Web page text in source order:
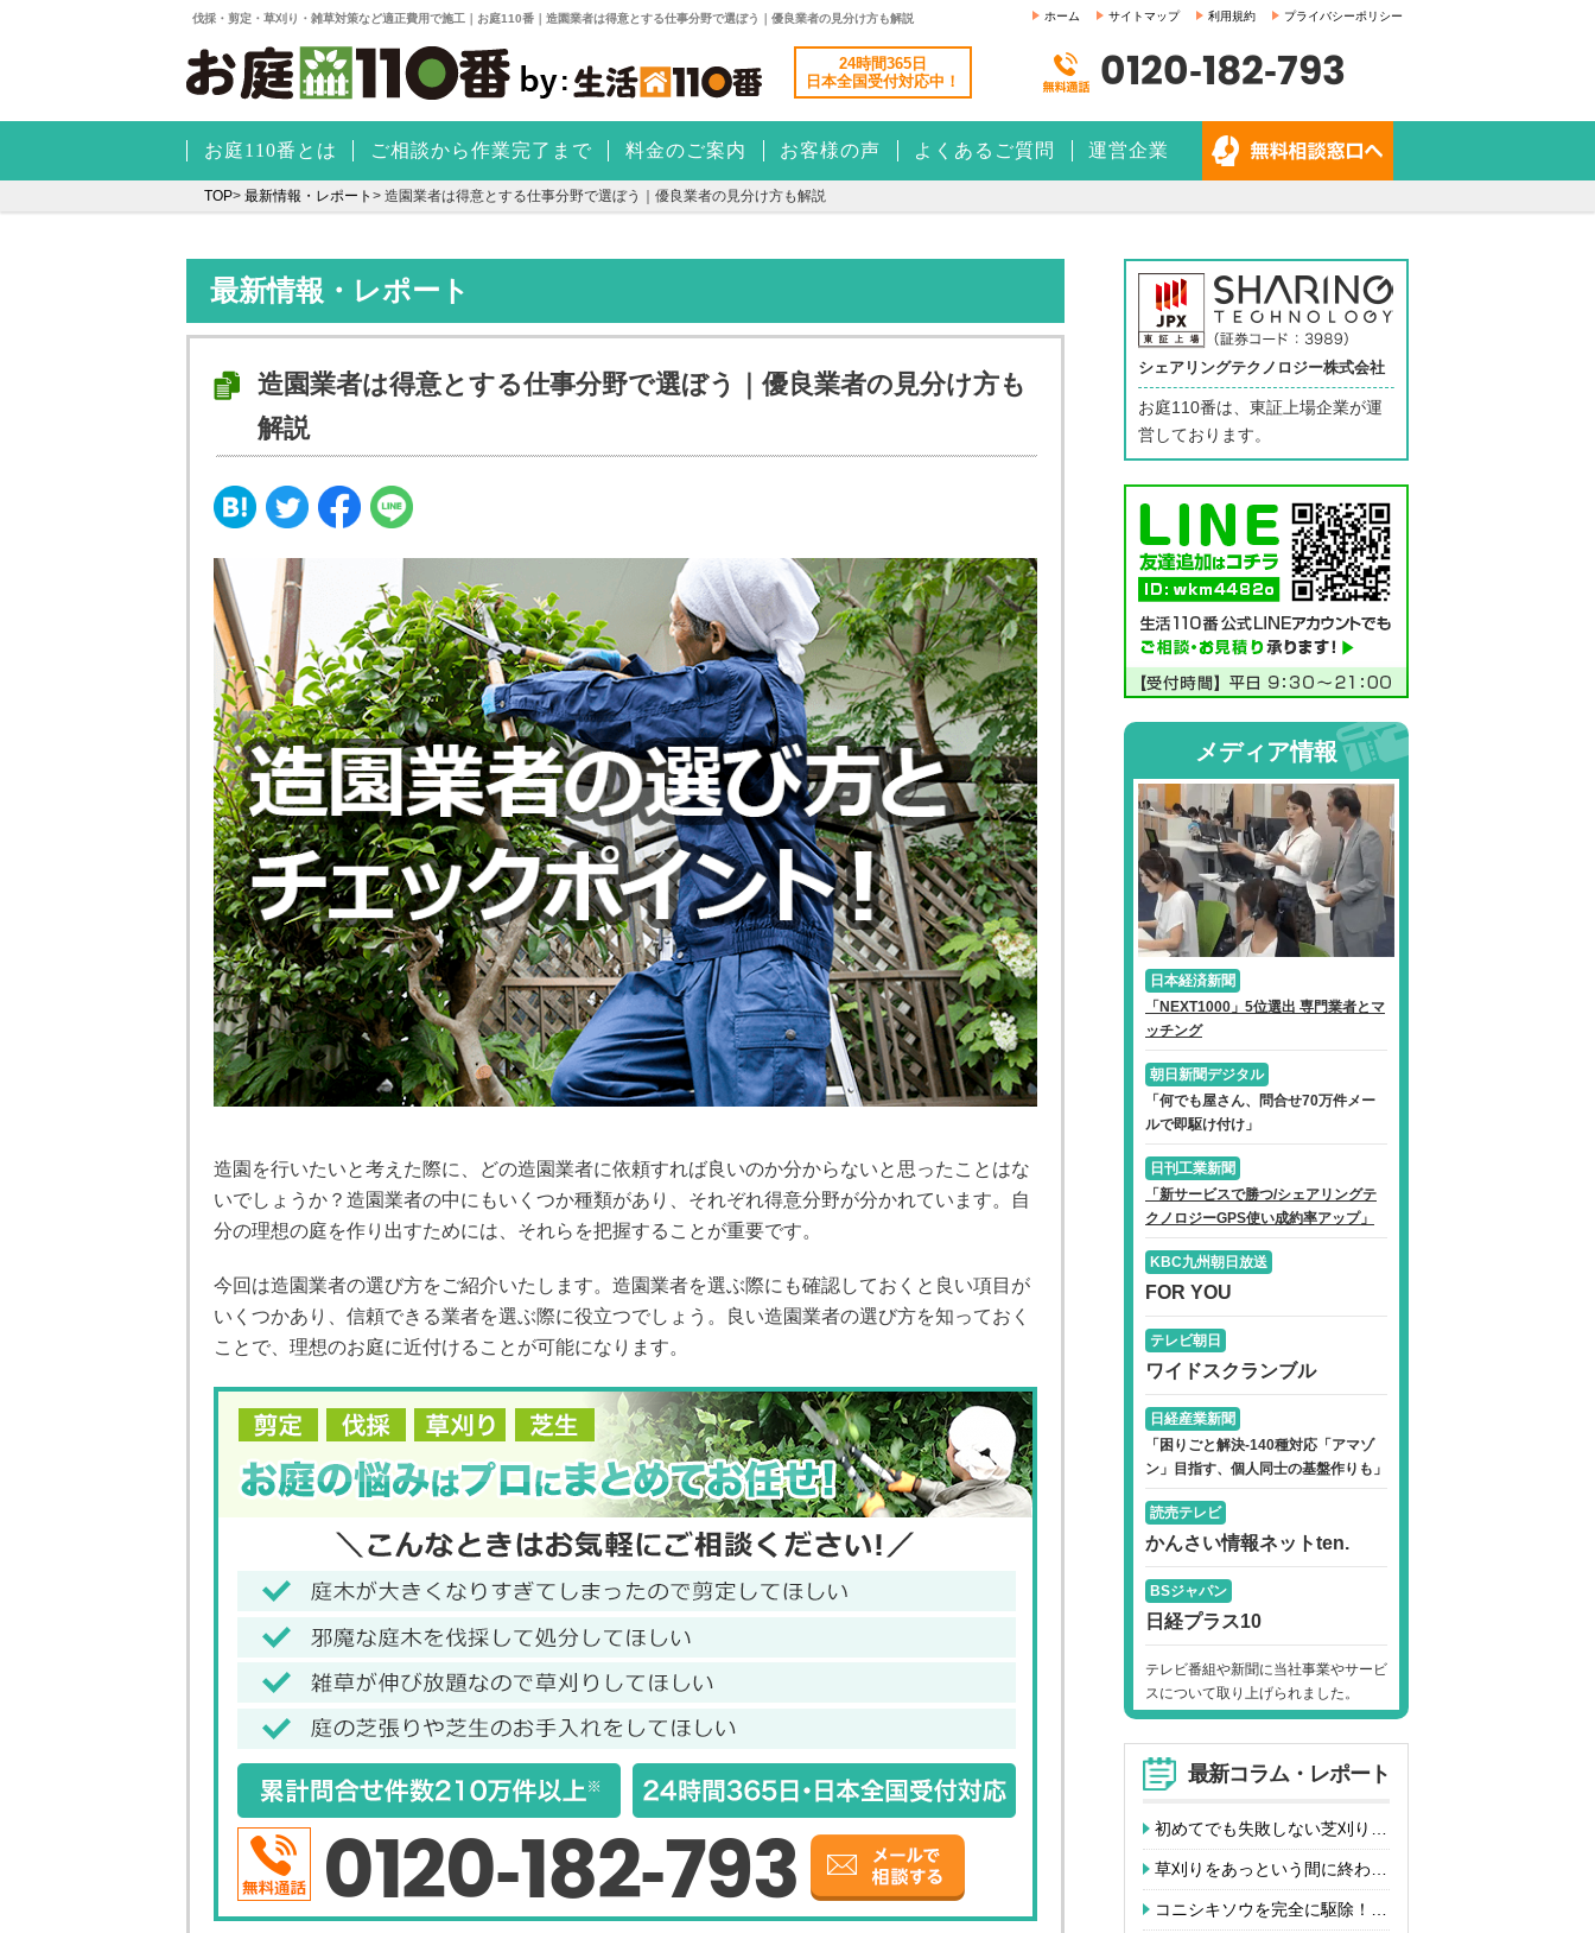
伐採・剪定・草刈り・雑草対策など適正費用で施工｜お庭110番｜造園業者は得意とする仕事分野で選ぼう｜優良業者の見分け方も解説 ホーム サイトマップ 利用規約 プライバシーポリシー
24時間365日
日本全国受付対応中！ 0120-182-793
お庭110番とは ご相談から作業完了まで 料金のご案内 お客様の声 よくあるご質問 運営企業
TOP> 最新情報・レポート > 造園業者は得意とする仕事分野で選ぼう｜優良業者の見分け方も解説
最新情報・レポート
造園業者は得意とする仕事分野で選ぼう｜優良業者の見分け方も
解説
造園を行いたいと考えた際に、どの造園業者に依頼すれば良いのか分からないと思ったことはな
いでしょうか？造園業者の中にもいくつか種類があり、それぞれ得意分野が分かれています。自
分の理想の庭を作り出すためには、それらを把握することが重要です。
今回は造園業者の選び方をご紹介いたします。造園業者を選ぶ際にも確認しておくと良い項目が
いくつかあり、信頼できる業者を選ぶ際に役立つでしょう。良い造園業者の選び方を知っておく
ことで、理想のお庭に近付けることが可能になります。
0120-182-793
シェアリングテクノロジー株式会社
お庭110番は、東証上場企業が運
営しております。
メディア情報
日本経済新聞
「NEXT1000」5位選出 専門業者とマ
ッチング
朝日新聞デジタル
「何でも屋さん、問合せ70万件メー
ルで即駆け付け」
日刊工業新聞
「新サービスで勝つ/シェアリングテ
クノロジーGPS使い成約率アップ」
KBC九州朝日放送
FOR YOU
テレビ朝日
ワイドスクランブル
日経産業新聞
「困りごと解決-140種対応「アマゾ
ン」目指す、個人同士の基盤作りも」
読売テレビ
かんさい情報ネットten.
BSジャパン
日経プラス10
テレビ番組や新聞に当社事業やサービ
スについて取り上げられました。
最新コラム・レポート
初めてでも失敗しない芝刈り…
草刈りをあっという間に終わ…
コニシキソウを完全に駆除！…